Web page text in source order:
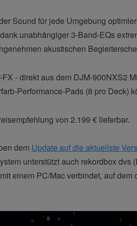
Sound für jede Umgebung
unabhängiger 3-Band-EQs
akustischen
- direkt aus dem DJM-900NXS2
Performance-Pads (8 pro Deck)
von 2.199 € lieferbar.
dem Update auf die aktuellste
unterstützt auch rekordbox
einem PC/Mac verbindet, auf